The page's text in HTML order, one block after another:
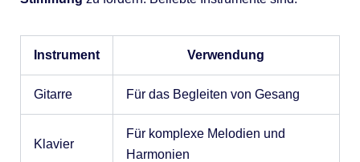
Instrument Verwendung
Gitarre Für das Begleiten von Gesang
Klavier
Für komplexe Melodien und
Harmonien